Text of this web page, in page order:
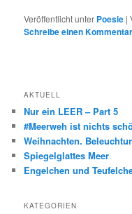
Veröffentlicht unter Poesie |
Schreibe einen Kommentar
AKTUELL
Nur ein LEER – Part 5
#Meerweh ist nichts
Weihnachten.
Spiegelglattes Meer
Engelchen und
KATEGORIEN